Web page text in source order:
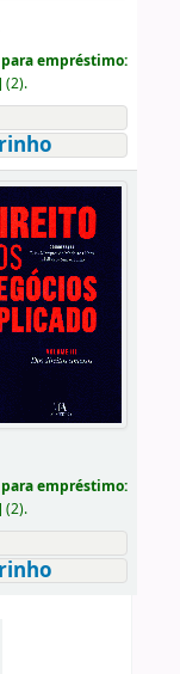
empréstimo:
(2).
empréstimo:
(2).